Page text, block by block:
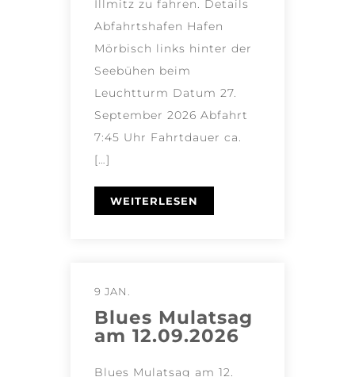
Illmitz zu fahren. Details
Abfahrtshafen Hafen
Mörbisch links hinter der
Seebühen beim
Leuchtturm Datum 27.
September 2026 Abfahrt
7:45 Uhr Fahrtdauer ca.
[…]
WEITERLESEN
9 JAN.
Blues Mulatsag
am 12.09.2026
Blues Mulatsag am 12.